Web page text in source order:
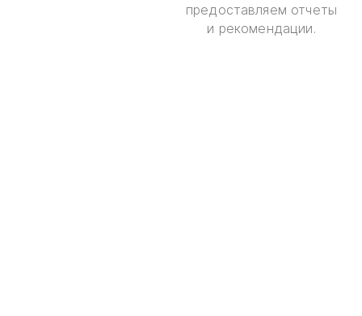
предоставляем отчеты
и рекомендации.